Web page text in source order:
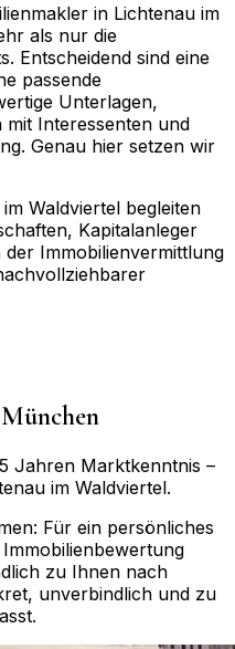
in Lichtenau im
als nur die
Entscheidend sind eine
passende
Unterlagen,
mit Interessenten und
Genau hier setzen wir
Waldviertel begleiten
Kapitalanleger
Immobilienvermittlung
Jahren Marktkenntnis –
im Waldviertel.
Für ein persönliches
zu Ihnen nach
unverbindlich und zu